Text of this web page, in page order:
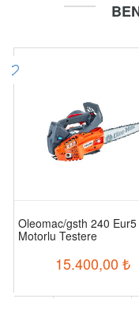
Oleomac/gsth 240 Eur5
Motorlu Testere
15.400,00 ₺